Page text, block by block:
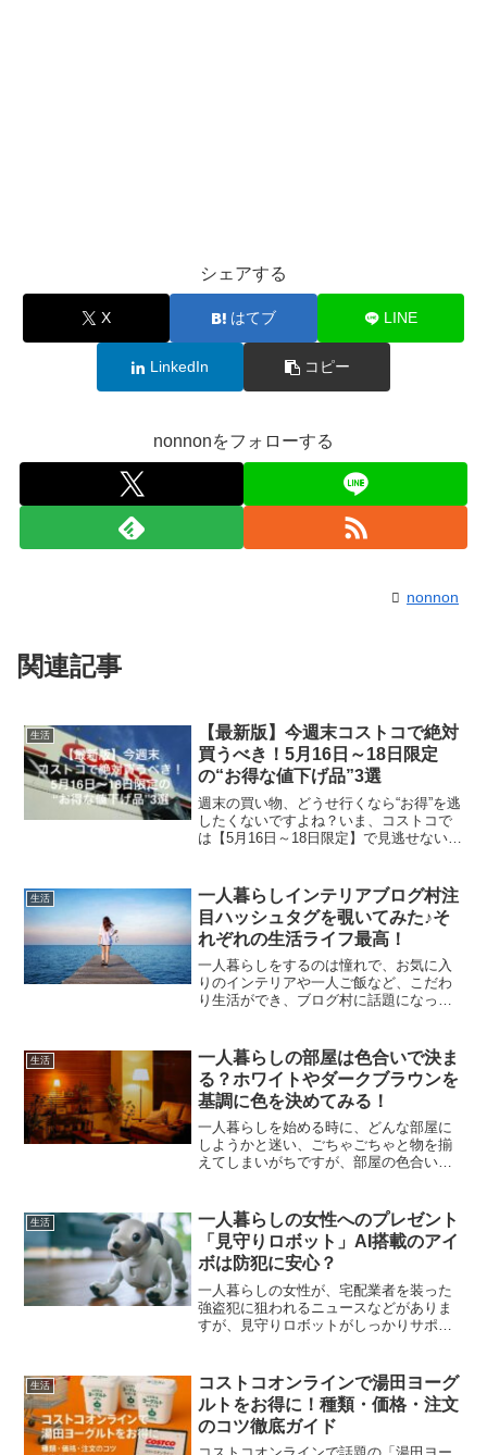
シェアする
X はてブ LINE
LinkedIn コピー
nonnonをフォローする
nonnon
関連記事
生活
【最新版】今週末コストコで絶対
買うべき！5月16日～18日限定
の“お得な値下げ品”3選
週末の買い物、どうせ行くなら“お得”を逃
したくないですよね？いま、コストコで
は【5月16日～18日限定】で見逃せない値
す。この記事では、コストコ歴20年の専
門家が「これは...
生活
一人暮らしインテリアブログ村注
目ハッシュタグを覗いてみた♪そ
れぞれの生活ライフ最高！
一人暮らしをするのは憧れで、お気に入
りのインテリアや一人ご飯など、こだわ
り生活ができ、ブログ村に話題になって
を始めた時にあると便利なものと、一人
暮らしで快適生活をおく...
生活
一人暮らしの部屋は色合いで決ま
る？ホワイトやダークブラウンを
基調に色を決めてみる！
一人暮らしを始める時に、どんな部屋に
しようかと迷い、ごちゃごちゃと物を揃
えてしまいがちですが、部屋の色合いで
しょう。まずはホワイトをベースにする
か、ダークブラウンでシッ...
生活
一人暮らしの女性へのプレゼント
「見守りロボット」AI搭載のアイ
ボは防犯に安心？
一人暮らしの女性が、宅配業者を装った
強盗犯に狙われるニュースなどがありま
すが、見守りロボットがしっかりサポー
くれて、最初からいろいろ設定していれ
ば、怪しい人間との接触...
生活
コストコオンラインで湯田ヨーグ
ルトをお得に！種類・価格・注文
のコツ徹底ガイド